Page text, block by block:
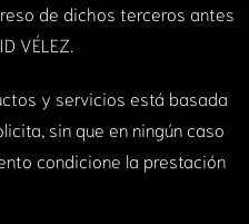
de dichos terceros antes
VÉLEZ.
y servicios está basada
sin que en ningún caso
condicione la prestación